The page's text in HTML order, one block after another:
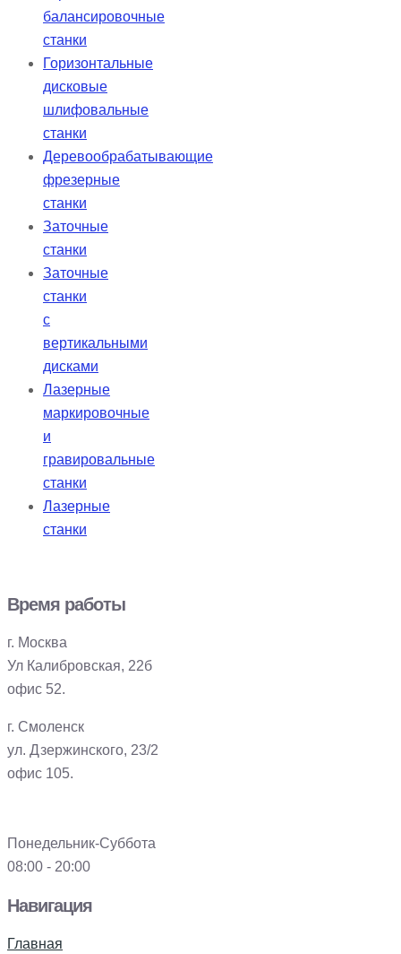
балансировочные
станки
Горизонтальные
дисковые
шлифовальные
станки
Деревообрабатывающие
фрезерные
станки
Заточные
станки
Заточные
станки
с
вертикальными
дисками
Лазерные
маркировочные
и
гравировальные
станки
Лазерные
станки
Время работы
г. Москва
Ул Калибровская, 22б
офис 52.
г. Смоленск
ул. Дзержинского, 23/2
офис 105.
Понедельник-Суббота
08:00 - 20:00
Навигация
Главная